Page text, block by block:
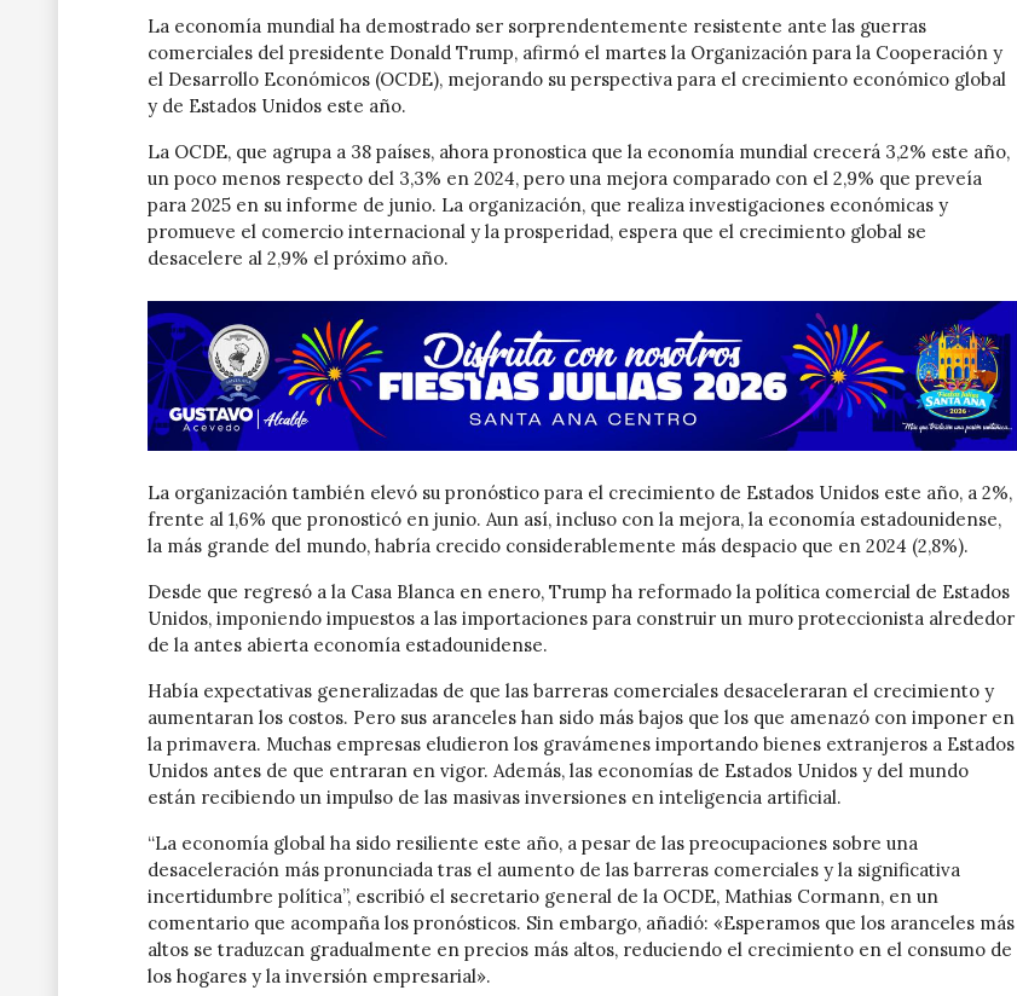
La economía mundial ha demostrado ser sorprendentemente resistente ante las guerras
comerciales del presidente Donald Trump, afirmó el martes la Organización para la Cooperación y
el Desarrollo Económicos (OCDE), mejorando su perspectiva para el crecimiento económico global
y de Estados Unidos este año.
La OCDE, que agrupa a 38 países, ahora pronostica que la economía mundial crecerá 3,2% este año,
un poco menos respecto del 3,3% en 2024, pero una mejora comparado con el 2,9% que preveía
para 2025 en su informe de junio. La organización, que realiza investigaciones económicas y
promueve el comercio internacional y la prosperidad, espera que el crecimiento global se
desacelere al 2,9% el próximo año.
La organización también elevó su pronóstico para el crecimiento de Estados Unidos este año, a 2%,
frente al 1,6% que pronosticó en junio. Aun así, incluso con la mejora, la economía estadounidense,
la más grande del mundo, habría crecido considerablemente más despacio que en 2024 (2,8%).
Desde que regresó a la Casa Blanca en enero, Trump ha reformado la política comercial de Estados
Unidos, imponiendo impuestos a las importaciones para construir un muro proteccionista alrededor
de la antes abierta economía estadounidense.
Había expectativas generalizadas de que las barreras comerciales desaceleraran el crecimiento y
aumentaran los costos. Pero sus aranceles han sido más bajos que los que amenazó con imponer en
la primavera. Muchas empresas eludieron los gravámenes importando bienes extranjeros a Estados
Unidos antes de que entraran en vigor. Además, las economías de Estados Unidos y del mundo
están recibiendo un impulso de las masivas inversiones en inteligencia artificial.
“La economía global ha sido resiliente este año, a pesar de las preocupaciones sobre una
desaceleración más pronunciada tras el aumento de las barreras comerciales y la significativa
incertidumbre política”, escribió el secretario general de la OCDE, Mathias Cormann, en un
comentario que acompaña los pronósticos. Sin embargo, añadió: «Esperamos que los aranceles más
altos se traduzcan gradualmente en precios más altos, reduciendo el crecimiento en el consumo de
los hogares y la inversión empresarial».